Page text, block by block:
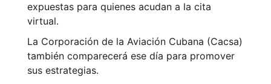
expuestas para quienes acudan a la cita
virtual.
La Corporación de la Aviación Cubana (Cacsa)
también comparecerá ese día para promover
sus estrategias.